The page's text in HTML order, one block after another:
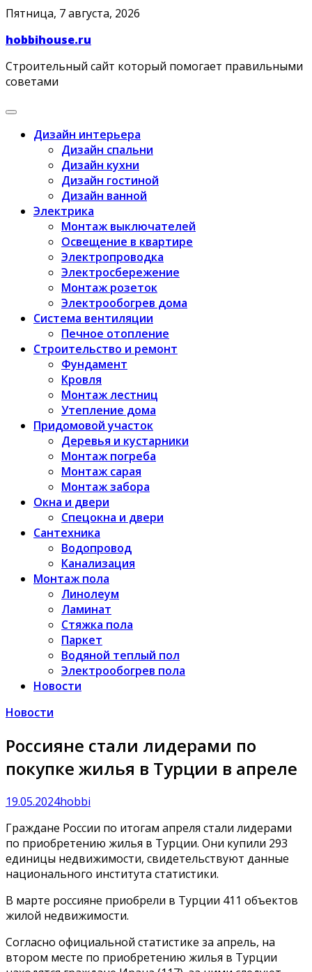
Skip
content
Пятница, 7 августа, 2026
hobbihouse.ru
Строительный сайт который помогает правильными
советами
Дизайн интерьера
Дизайн спальни
Дизайн кухни
Дизайн гостиной
Дизайн ванной
Электрика
Монтаж выключателей
Освещение в квартире
Электропроводка
Электросбережение
Монтаж розеток
Электрообогрев дома
Система вентиляции
Печное отопление
Строительство и ремонт
Фундамент
Кровля
Монтаж лестниц
Утепление дома
Придомовой участок
Деревья и кустарники
Монтаж погреба
Монтаж сарая
Монтаж забора
Окна и двери
Спецокна и двери
Сантехника
Водопровод
Канализация
Монтаж пола
Линолеум
Ламинат
Стяжка пола
Паркет
Водяной теплый пол
Электрообогрев пола
Новости
Новости
Россияне стали лидерами по
покупке жилья в Турции в апреле
19.05.2024hobbi
Граждане России по итогам апреля стали лидерами
по приобретению жилья в Турции. Они купили 293
единицы недвижимости, свидетельствуют данные
национального института статистики.
В марте россияне приобрели в Турции 411 объектов
жилой недвижимости.
Согласно официальной статистике за апрель, на
втором месте по приобретению жилья в Турции